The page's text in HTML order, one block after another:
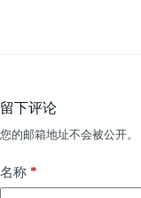
留下评论
您的邮箱地址不会被公开。
名称 *